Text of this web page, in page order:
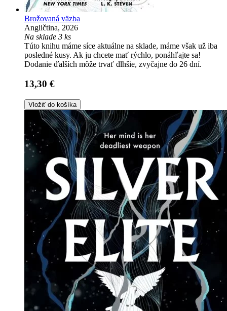
Brožovaná väzba
Angličtina, 2026
Na sklade 3 ks
Túto knihu máme síce aktuálne na sklade, máme však už iba
posledné kusy. Ak ju chcete mať rýchlo, ponáhľajte sa!
Dodanie ďalších môže trvať dlhšie, zvyčajne do 26 dní.
13,30 €
Vložiť do košíka